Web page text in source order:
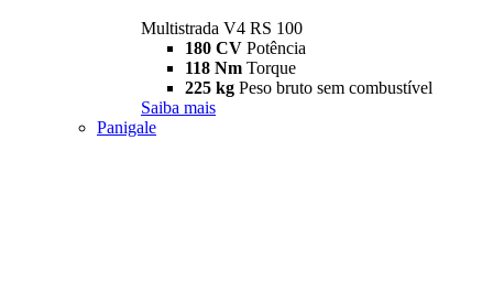
Multistrada V4 RS 100
180 CV Potência
118 Nm Torque
225 kg Peso bruto sem combustível
Saiba mais
Panigale